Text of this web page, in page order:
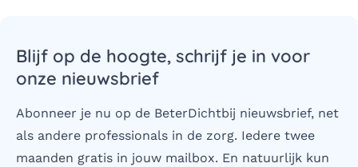
Blijf op de hoogte, schrijf je in voor
onze nieuwsbrief
Abonneer je nu op de BeterDichtbij nieuwsbrief, net
als andere professionals in de zorg. Iedere twee
maanden gratis in jouw mailbox. En natuurlijk kun